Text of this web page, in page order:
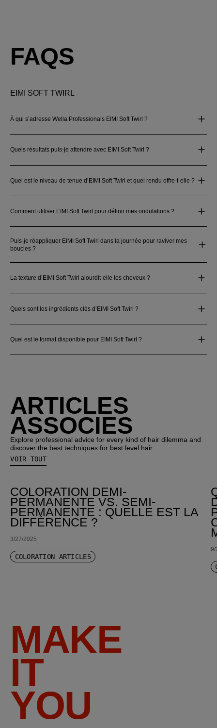
FAQS
EIMI SOFT TWIRL
À qui s’adresse Wella Professionals EIMI Soft Twirl ?
Quels résultats puis-je attendre avec EIMI Soft Twirl ?
Quel est le niveau de tenue d’EIMI Soft Twirl et quel rendu offre-t-elle ?
Comment utiliser EIMI Soft Twirl pour définir mes ondulations ?
Puis-je réappliquer EIMI Soft Twirl dans la journée pour raviver mes
boucles ?
La texture d’EIMI Soft Twirl alourdit-elle les cheveux ?
Quels sont les ingrédients clés d’EIMI Soft Twirl ?
Quel est le format disponible pour EIMI Soft Twirl ?
ARTICLES
ASSOCIES
Explore professional advice for every kind of hair dilemma and
discover the best techniques for best level hair.
VOIR TOUT
COLORATION DEMI-
PERMANENTE VS. SEMI-
PERMANENTE : QUELLE EST LA
DIFFÉRENCE ?
3/27/2025
COLORATION ARTICLES
9/
MAKE
IT
YOU